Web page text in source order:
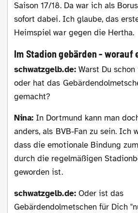
Saison 17/18. Da war ich als
sofort dabei. Ich glaube, das
Heimspiel war gegen die Hertha.
Im Stadion gebärden - worauf
schwatzgelb.de: Warst Du
oder hat das
gemacht?
Nina: In Dortmund kann man
anders, als BVB-Fan zu sein. Ich
dass die emotionale Bindung
durch die regelmäßigen
geworden ist.
schwatzgelb.de: Oder ist das
Gebärdendolmetschen für Dich